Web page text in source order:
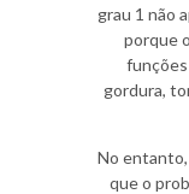
grau 1 não
porque
funções
gordura,
No entanto,
que o